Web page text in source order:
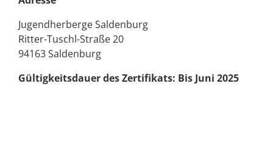
Jugendherberge Saldenburg
Ritter-Tuschl-Straße 20
94163 Saldenburg
Gültigkeitsdauer des Zertifikats: Bis Juni 2025